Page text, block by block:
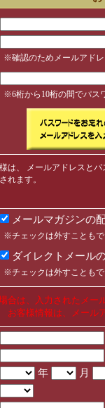
※確認のためメールアド
※6桁から10桁の間でパス
は、 メールアドレスと
れます。
メールマガジンの
※チェックは外すことも
ダイレクトメール
※チェックは外すことも
合は、入力されたメ
客様情報は、メール
年
月